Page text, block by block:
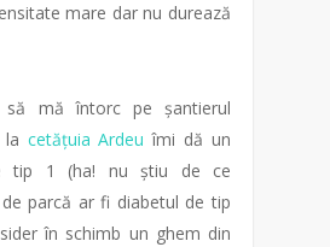
mare dar nu durează
mă întorc pe șantierul
la cetățuia Ardeu îmi dă un
tip 1 (ha! nu știu de ce
parcă ar fi diabetul de tip
în schimb un ghem din